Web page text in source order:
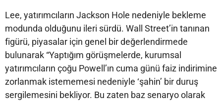
Lee, yatırımcıların Jackson Hole nedeniyle bekleme
modunda olduğunu ileri sürdü. Wall Street’in tanınan
figürü, piyasalar için genel bir değerlendirmede
bulunarak “Yaptığım görüşmelerde, kurumsal
yatırımcıların çoğu Powell’ın cuma günü faiz indirimine
zorlanmak istememesi nedeniyle ‘şahin’ bir duruş
sergilemesini bekliyor. Bu zaten baz senaryo olarak